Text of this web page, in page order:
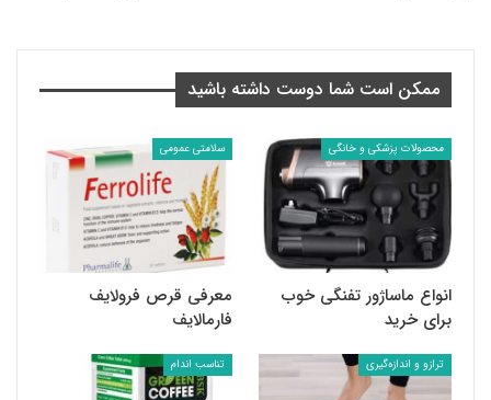
ممکن است شما دوست داشته باشید
محصولات پزشکی و خانگی
انواع ماساژور تفنگی خوب
برای خرید
سلامتی عمومی
معرفی قرص فرولایف
فارمالایف
ترازو و اندازه‌گیری تناسب اندام